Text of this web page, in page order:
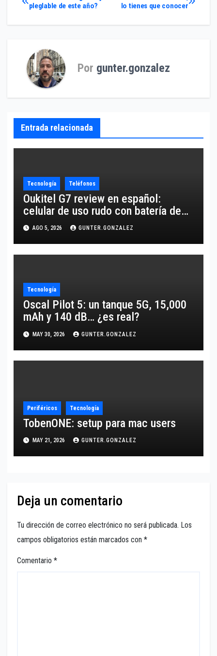
de
lo tienes que conocer
pleglable de este año?
Por gunter.gonzalez
Entrada relacionada
Tecnología Teléfonos
Oukitel G7 review en español:
celular de uso rudo con batería de
10,600 mAh
AGO 5, 2026 GUNTER.GONZALEZ
Tecnología
Oscal Pilot 5: un tanque 5G, 15,000
mAh y 140 dB… ¿es real?
MAY 30, 2026 GUNTER.GONZALEZ
Periféricos Tecnología
TobenONE: setup para mac users
MAY 21, 2026 GUNTER.GONZALEZ
Deja un comentario
Tu dirección de correo electrónico no será publicada. Los
campos obligatorios están marcados con *
Comentario *